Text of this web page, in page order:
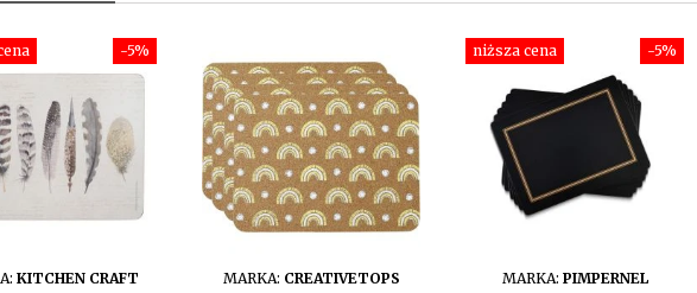
-5%
DO KOSZYKA
KITCHEN CRAFT DO KOSZYKA
MARKA: CREATIVETOPS
-5%
niższa cena
DO KOSZYKA
MARKA: PIMPERNEL